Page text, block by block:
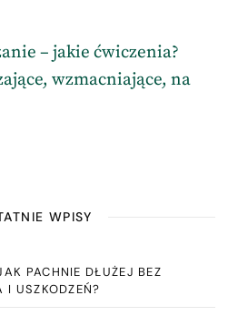
– jakie ćwiczenia?
wzmacniające, na
WPISY
PACHNIE DŁUŻEJ BEZ
I USZKODZEŃ?